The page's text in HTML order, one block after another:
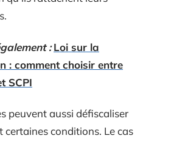
: Loi sur la
: comment choisir entre
SCPI
peuvent aussi défiscaliser
certaines conditions. Le cas